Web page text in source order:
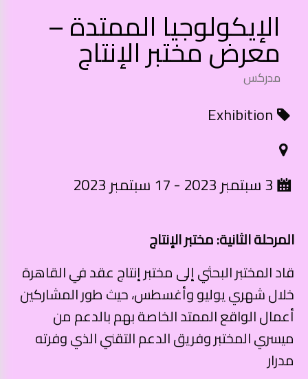
الإيكولوجيا الممتدة –
معرض مختبر الإنتاج
مدركس
Exhibition
3 سبتمبر 2023 - 17 سبتمبر 2023
المرحلة الثانية: مختبر الإنتاج
قاد المختبر البحثي إلى مختبر إنتاج عقد في القاهرة
خلال شهري يوليو وأغسطس، حيث طور المشاركين
أعمال الواقع الممتد الخاصة بهم بالدعم من
ميسري المختبر وفريق الدعم التقني الذي وفرته
مدرار